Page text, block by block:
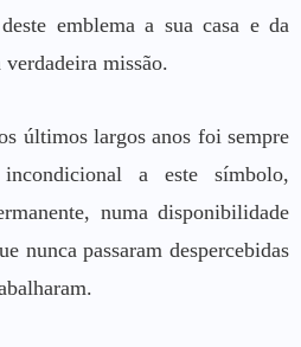
emblema a sua casa e da
missão.
últimos largos anos foi sempre
a este símbolo,
numa disponibilidade
nunca passaram despercebidas